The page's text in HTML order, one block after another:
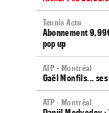
Tennis Actu
Abonnement
pop up
ATP - Montréal
Gaël Monfils...
ATP - Montréal